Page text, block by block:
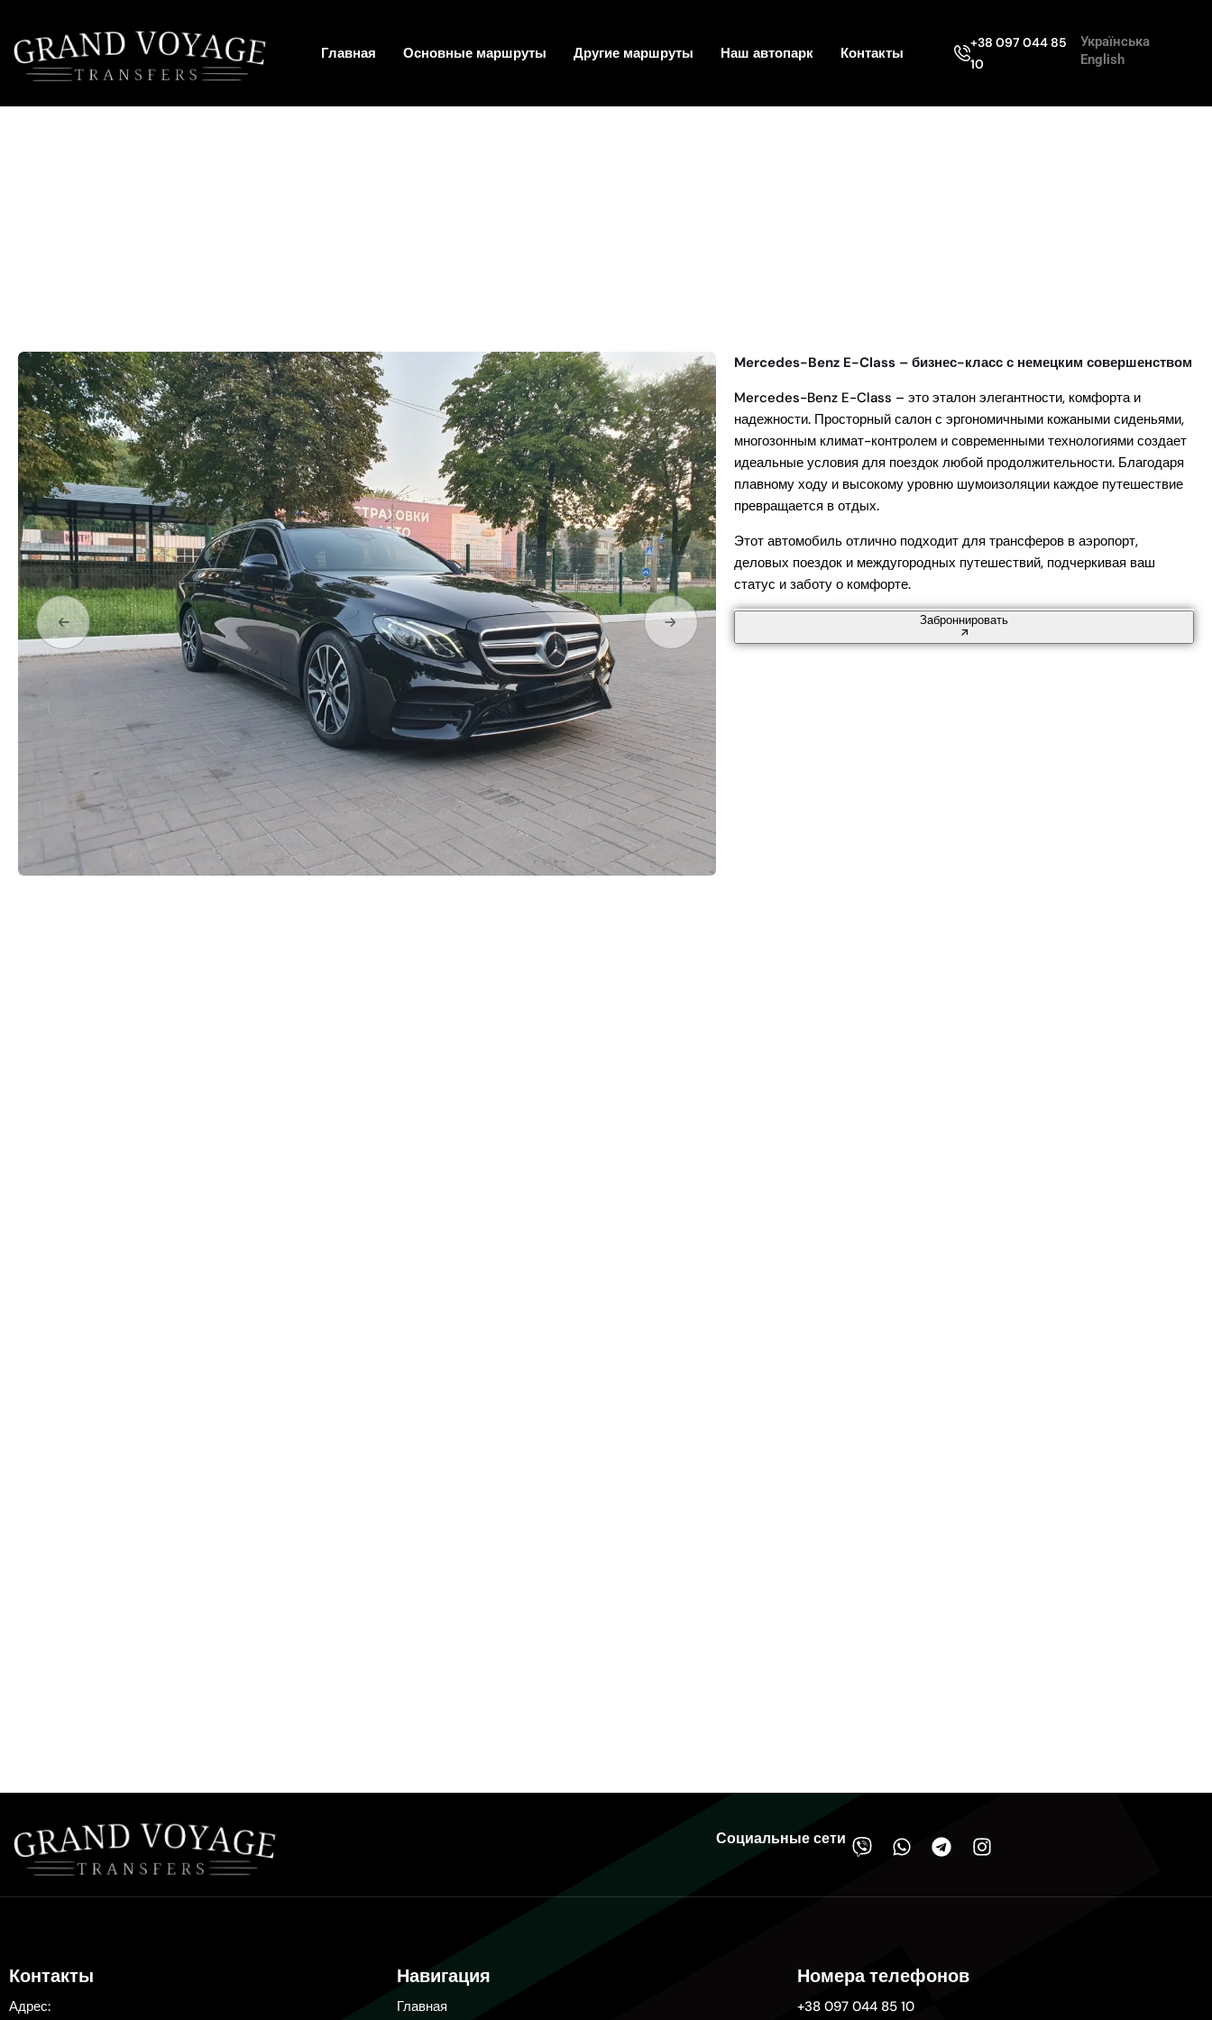
Главная Основные маршруты Другие маршруты Наш автопарк Контакты
+38 097 044 85
10
Українська
English
Mercedes-Benz E-Class – бизнес-класс с немецким совершенством
Mercedes-Benz E-Class – это эталон элегантности, комфорта и
надежности. Просторный салон с эргономичными кожаными сиденьями,
многозонным климат-контролем и современными технологиями создает
идеальные условия для поездок любой продолжительности. Благодаря
плавному ходу и высокому уровню шумоизоляции каждое путешествие
превращается в отдых.
Этот автомобиль отлично подходит для трансферов в аэропорт,
деловых поездок и междугородных путешествий, подчеркивая ваш
статус и заботу о комфорте.
Заброннировать
Социальные сети
Контакты
Адрес:
Навигация
Главная
Номера телефонов
+38 097 044 85 10